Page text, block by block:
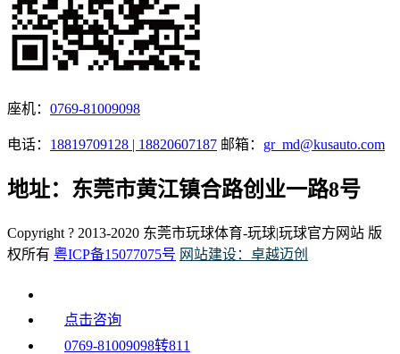
座机： 0769-81009098
电话： 18819709128 | 18820607187 邮箱： gr_md@kusauto.com
地址：东莞市黄江镇合路创业一路8号
Copyright ? 2013-2020 东莞市玩球体育-玩球|玩球官方网站 版
权所有 粤ICP备15077075号 网站建设：卓越迈创
点击咨询
0769-81009098转811